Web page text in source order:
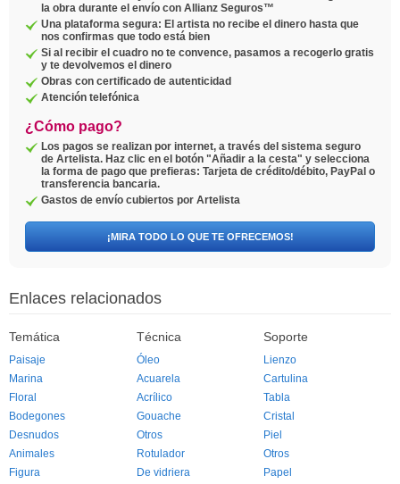
la obra durante el envío con Allianz Seguros™
Una plataforma segura: El artista no recibe el dinero hasta que
nos confirmas que todo está bien
Si al recibir el cuadro no te convence, pasamos a recogerlo gratis
y te devolvemos el dinero
Obras con certificado de autenticidad
Atención telefónica
¿Cómo pago?
Los pagos se realizan por internet, a través del sistema seguro
de Artelista. Haz clic en el botón "Añadir a la cesta" y selecciona
la forma de pago que prefieras: Tarjeta de crédito/débito, PayPal o
transferencia bancaria.
Gastos de envío cubiertos por Artelista
¡MIRA TODO LO QUE TE OFRECEMOS!
Enlaces relacionados
Temática
Paisaje
Marina
Floral
Bodegones
Desnudos
Animales
Figura
Técnica
Óleo
Acuarela
Acrílico
Gouache
Otros
Rotulador
De vidriera
Soporte
Lienzo
Cartulina
Tabla
Cristal
Piel
Otros
Papel